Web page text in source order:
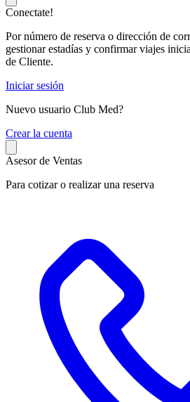
Conectate!
Por número de reserva o dirección de
gestionar estadías y confirmar viajes
de Cliente.
Iniciar sesión
Nuevo usuario Club Med?
Crear la cuenta
Asesor de Ventas
Para cotizar o realizar una reserva